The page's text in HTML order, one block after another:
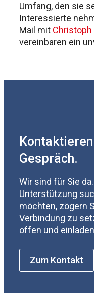
Umfang, den sie
Interessierte
Mail mit
vereinbaren ein
Gespräch.
Wir sind für Sie
Unterstützung
möchten, zögern
Verbindung zu
offen und
Zum Kontakt